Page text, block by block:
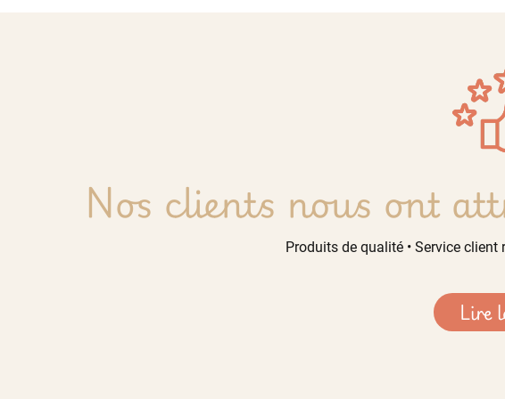
Nos clients nous ont
Produits de qualité • Service
Lire